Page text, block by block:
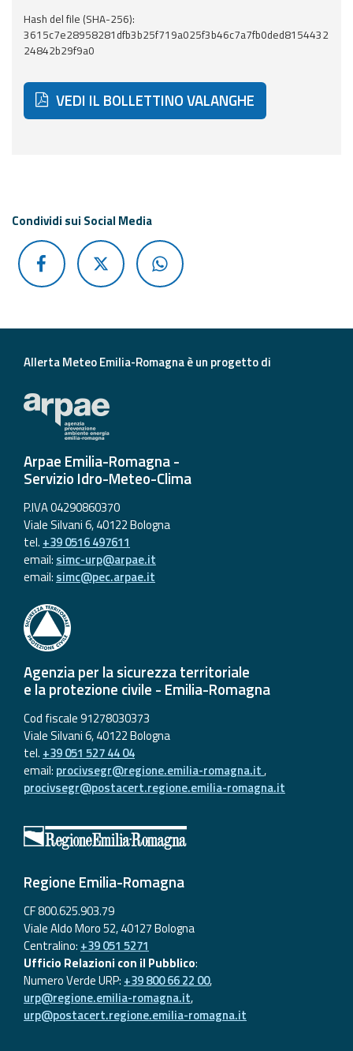
Aggiornamenti
Informazioni
utili
Domande
Il progetto
Allerta
Meteo
Emilia-
Romagna
Contatti
Hash del file (SHA-256):
3615c7e28958281dfb3b25f719a025f3b46c7a7fb0ded8154432
24842b29f9a0
VEDI IL BOLLETTINO VALANGHE
Condividi sui Social Media
Allerta Meteo Emilia-Romagna è un progetto di
Arpae Emilia-Romagna -
Servizio Idro-Meteo-Clima
P.IVA 04290860370
Viale Silvani 6, 40122 Bologna
tel. +39 0516 497611
email: simc-urp@arpae.it
email: simc@pec.arpae.it
Agenzia per la sicurezza territoriale
e la protezione civile - Emilia-Romagna
Cod fiscale 91278030373
Viale Silvani 6, 40122 Bologna
tel. +39 051 527 44 04
email: procivsegr@regione.emilia-romagna.it,
procivsegr@postacert.regione.emilia-romagna.it
Regione Emilia-Romagna
CF 800.625.903.79
Viale Aldo Moro 52, 40127 Bologna
Centralino: +39 051 5271
Ufficio Relazioni con il Pubblico:
Numero Verde URP: +39 800 66 22 00,
urp@regione.emilia-romagna.it,
urp@postacert.regione.emilia-romagna.it